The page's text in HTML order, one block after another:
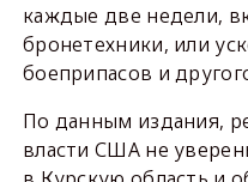
каждые две недели,
бронетехники, или
боеприпасов и
По данным издания,
власти США не